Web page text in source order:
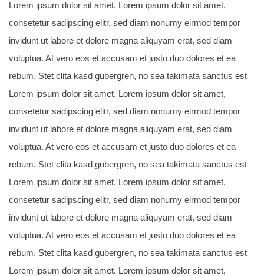
Lorem ipsum dolor sit amet. Lorem ipsum dolor sit amet,
consetetur sadipscing elitr, sed diam nonumy eirmod tempor
invidunt ut labore et dolore magna aliquyam erat, sed diam
voluptua. At vero eos et accusam et justo duo dolores et ea
rebum. Stet clita kasd gubergren, no sea takimata sanctus est
Lorem ipsum dolor sit amet. Lorem ipsum dolor sit amet,
consetetur sadipscing elitr, sed diam nonumy eirmod tempor
invidunt ut labore et dolore magna aliquyam erat, sed diam
voluptua. At vero eos et accusam et justo duo dolores et ea
rebum. Stet clita kasd gubergren, no sea takimata sanctus est
Lorem ipsum dolor sit amet. Lorem ipsum dolor sit amet,
consetetur sadipscing elitr, sed diam nonumy eirmod tempor
invidunt ut labore et dolore magna aliquyam erat, sed diam
voluptua. At vero eos et accusam et justo duo dolores et ea
rebum. Stet clita kasd gubergren, no sea takimata sanctus est
Lorem ipsum dolor sit amet. Lorem ipsum dolor sit amet,